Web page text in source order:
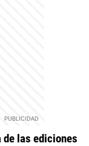
de las ediciones